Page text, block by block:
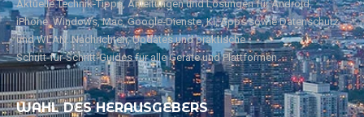
Aktuelle Technik‑Tipps, Anleitungen und Lösungen für Android,
iPhone, Windows, Mac, Google‑Dienste, KI, Apps sowie Datenschutz
und WLAN. Nachrichten, Updates und praktische
Schritt‑für‑Schritt‑Guides für alle Geräte und Plattformen.
WAHL DES HERAUSGEBERS